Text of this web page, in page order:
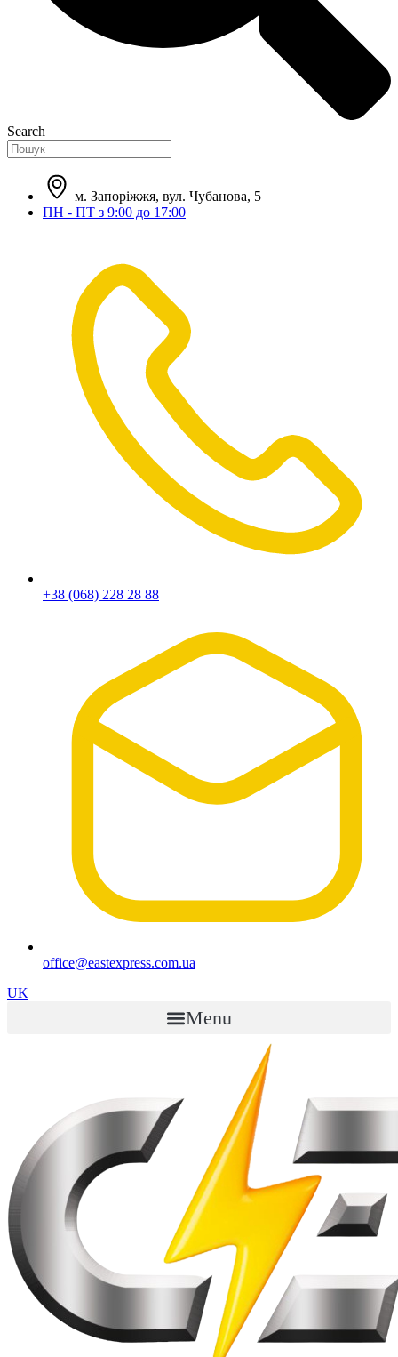
Search
м. Запоріжжя, вул. Чубанова, 5
ПН - ПТ з 9:00 до 17:00
+38 (068) 228 28 88
office@eastexpress.com.ua
UK
Menu